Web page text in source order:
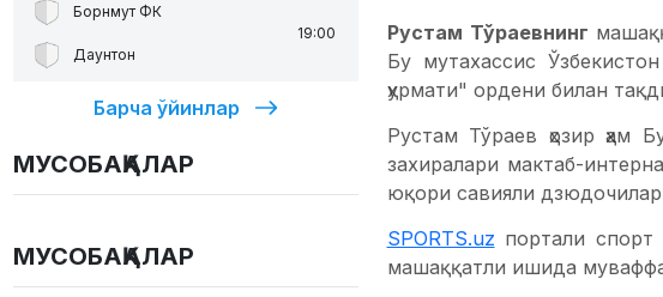
Борнмут ФК
Даунтон
19:00
Барча ўйинлар
МУСОБАҚАЛАР
МУСОБАҚАЛАР
Рустам Тўраевнинг
Бу мутахассис
ҳурмати" ордени билан
Рустам Тўраев ҳозир ҳам
захиралари мактаб-
юқори савияли
SPORTS.uz портали спорт
машаққатли ишида